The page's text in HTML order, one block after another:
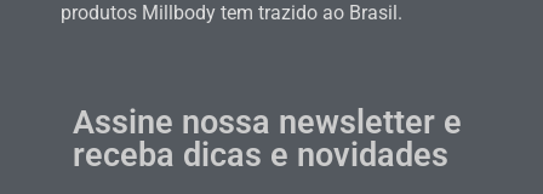
produtos Millbody tem trazido ao Brasil.
Assine nossa newsletter e
receba dicas e novidades